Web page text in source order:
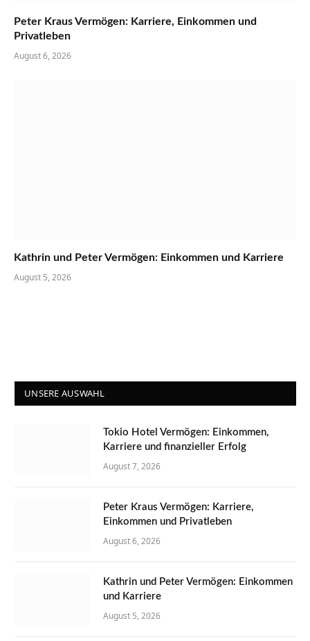
Peter Kraus Vermögen: Karriere, Einkommen und
Privatleben
August 6, 2026
Kathrin und Peter Vermögen: Einkommen und Karriere
August 5, 2026
UNSERE AUSWAHL
Tokio Hotel Vermögen: Einkommen,
Karriere und finanzieller Erfolg
August 7, 2026
Peter Kraus Vermögen: Karriere,
Einkommen und Privatleben
August 6, 2026
Kathrin und Peter Vermögen: Einkommen
und Karriere
August 5, 2026